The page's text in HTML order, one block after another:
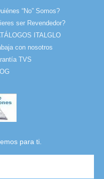
“No” Somos?
ser Revendedor?
ITALGLO
con nosotros
TVS
para ti.